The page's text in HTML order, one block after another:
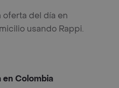
oferta del día en
usando Rappi.
en Colombia